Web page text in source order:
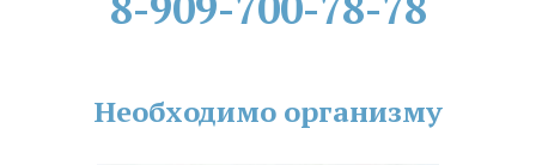
Необходимо организму